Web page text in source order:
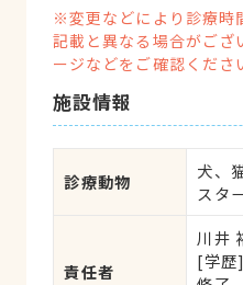
※変更などにより診療時
記載と異なる場合がござ
ージなどをご確認くださ
施設情報
診療動物
犬、
スタ
責任者
川井
[学歴